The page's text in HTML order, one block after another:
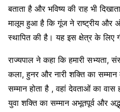
बताता है और भविष्य की राह भी
मालूम हुआ है कि गूंज ने राष्ट्रीय और
स्थापित की है। यह इस क्षेत्र के लिए
राज्यपाल ने कहा कि हमारी सभ्यता,
कला, हुनर और नारी शक्ति का सम्मान
सम्मान होता है , वहां देवताओं का
युवा शक्ति का सम्मान अभूतपूर्व और